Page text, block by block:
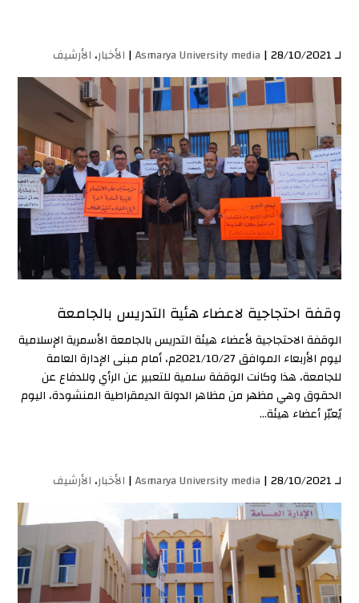
لـ Asmarya University media | 28/10/2021 | الأخبار، الأرشيف
وقفة احتجاجية لاعضاء هئية التدريس بالجامعة
الوقفة الاحتجاجية لأعضاء هيئة التدريس بالجامعة الأسمرية الإسلامية
ليوم الأربعاء الموافق 2021/10/27م، أمام مبنى الإدارة العامة
للجامعة، هذا وكانت الوقفة سلمية للتعبير عن الرأي وللدفاع عن
الحقوق وهي مظهر من مظاهر الدولة الديمقراطية المنشودة، اليوم
يٌعبّر أعضاء هيئة...
لـ Asmarya University media | 28/10/2021 | الأخبار، الأرشيف